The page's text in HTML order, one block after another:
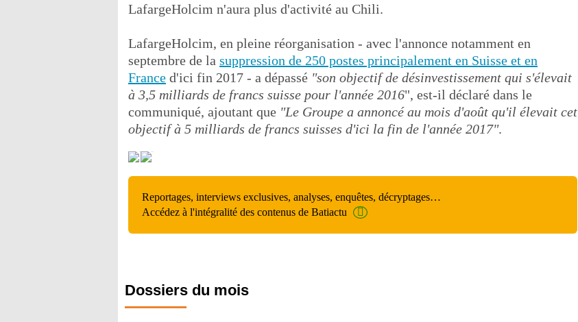
LafargeHolcim n'aura plus d'activité au Chili.
LafargeHolcim, en pleine réorganisation - avec l'annonce notamment en
septembre de la suppression de 250 postes principalement en Suisse et en
France d'ici fin 2017 - a dépassé "son objectif de désinvestissement qui s'élevait
à 3,5 milliards de francs suisse pour l'année 2016", est-il déclaré dans le
communiqué, ajoutant que "Le Groupe a annoncé au mois d'août qu'il élevait cet
objectif à 5 milliards de francs suisses d'ici la fin de l'année 2017".
Reportages, interviews exclusives, analyses, enquêtes, décryptages…
Accédez à l'intégralité des contenus de Batiactu
Dossiers du mois